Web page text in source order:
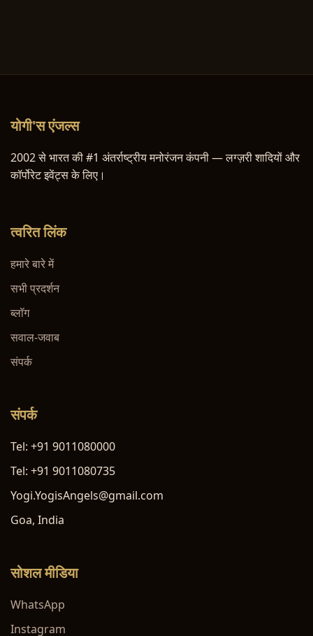
योगी'स एंजल्स
2002 से भारत की #1 अंतर्राष्ट्रीय मनोरंजन कंपनी — लग्ज़री शादियों और
कॉर्पोरेट इवेंट्स के लिए।
त्वरित लिंक
हमारे बारे में
सभी प्रदर्शन
ब्लॉग
सवाल-जवाब
संपर्क
संपर्क
Tel: +91 9011080000
Tel: +91 9011080735
Yogi.YogisAngels@gmail.com
Goa, India
सोशल मीडिया
WhatsApp
Instagram